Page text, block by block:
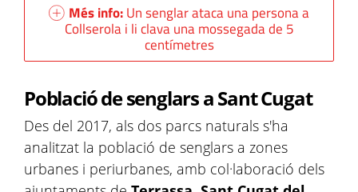
Més info:Un senglar ataca una persona a
Collserola i li clava una mossegada de 5
centímetres
Població de senglars a Sant Cugat
Des del 2017, als dos parcs naturals s'ha
analitzat la població de senglars a zones
urbanes i periurbanes, amb col·laboració dels